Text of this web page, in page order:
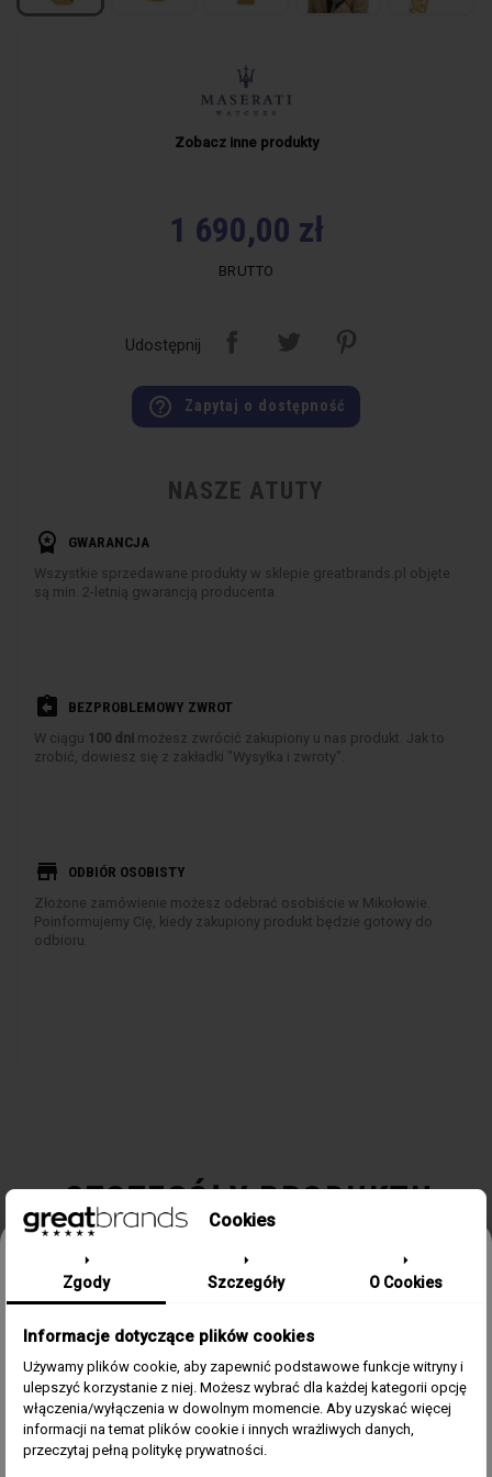
Zobacz inne produkty
1 690,00 zł
BRUTTO
Udostępnij
help_outline Zapytaj o dostępność
NASZE ATUTY
workspace_premium GWARANCJA
Wszystkie sprzedawane produkty w sklepie greatbrands.pl objęte
są min. 2-letnią gwarancją producenta.
assignment_return BEZPROBLEMOWY ZWROT
W ciągu 100 dni możesz zwrócić zakupiony u nas produkt. Jak to
zrobić, dowiesz się z zakładki "Wysyłka i zwroty".
store ODBIÓR OSOBISTY
Złożone zamówienie możesz odebrać osobiście w Mikołowie.
Poinformujemy Cię, kiedy zakupiony produkt będzie gotowy do
odbioru.
SZCZEGÓŁY PRODUKTU
Kolekcja / Linia Traguardo
Płeć Męski
Materiał Koperty stal
Pasek/Bransoleta Bransoleta stalowa
Cookies
Zgody Szczegóły O Cookies
Informacje dotyczące plików cookies
Używamy plików cookie, aby zapewnić podstawowe funkcje witryny i
ulepszyć korzystanie z niej. Możesz wybrać dla każdej kategorii opcję
włączenia/wyłączenia w dowolnym momencie. Aby uzyskać więcej
informacji na temat plików cookie i innych wrażliwych danych,
przeczytaj pełną politykę prywatności.
Odbierz 15% rabatu na pierwsze
zamówienie w greatbrands!
Zapisz się do bezpłatnego Newslettera i dowiaduj się pierwszy o
Email
ZgodaAkceptuję regulamin i wyrażam zgodę na przetwarzanie
powyższych danych osobowych w celu otrzymywania